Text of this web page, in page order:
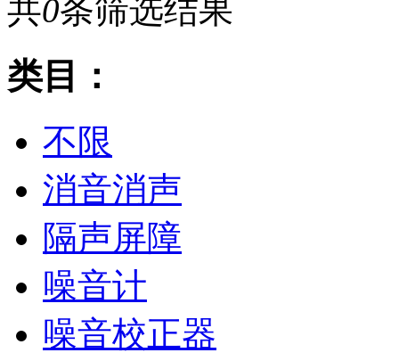
共0条筛选结果
类目：
不限
消音消声
隔声屏障
噪音计
噪音校正器